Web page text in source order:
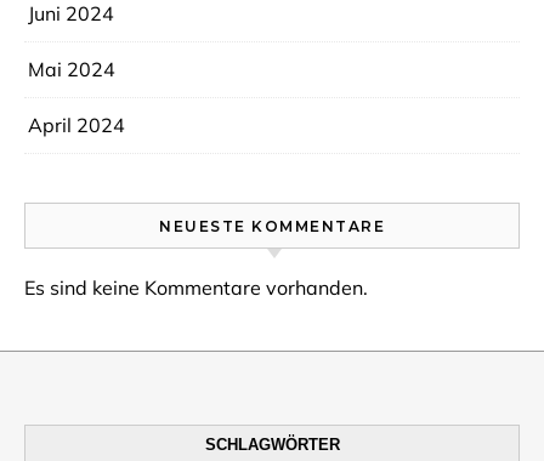
Juni 2024
Mai 2024
April 2024
NEUESTE KOMMENTARE
Es sind keine Kommentare vorhanden.
SCHLAGWÖRTER